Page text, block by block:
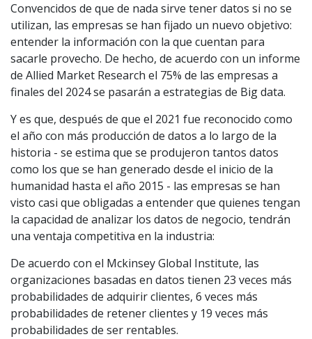
Convencidos de que de nada sirve tener datos si no se
utilizan, las empresas se han fijado un nuevo objetivo:
entender la información con la que cuentan para
sacarle provecho. De hecho, de acuerdo con un informe
de Allied Market Research el 75% de las empresas a
finales del 2024 se pasarán a estrategias de Big data.
Y es que, después de que el 2021 fue reconocido como
el año con más producción de datos a lo largo de la
historia - se estima que se produjeron tantos datos
como los que se han generado desde el inicio de la
humanidad hasta el año 2015 - las empresas se han
visto casi que obligadas a entender que quienes tengan
la capacidad de analizar los datos de negocio, tendrán
una ventaja competitiva en la industria:
De acuerdo con el Mckinsey Global Institute, las
organizaciones basadas en datos tienen ​23 veces más
probabilidades de adquirir clientes, 6 veces más
probabilidades de retener clientes y 19 veces más
probabilidades de ser rentables.